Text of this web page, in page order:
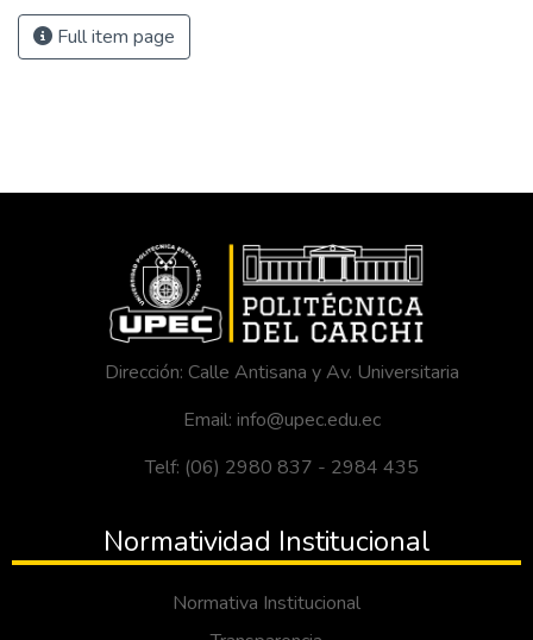
Full item page
Dirección: Calle Antisana y Av. Universitaria
Email: info@upec.edu.ec
Telf: (06) 2980 837 - 2984 435
Normatividad Institucional
Normativa Institucional